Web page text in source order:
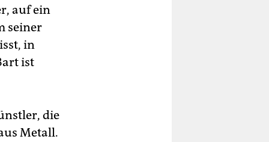
auf ein
seiner
in
ist
die
Metall.